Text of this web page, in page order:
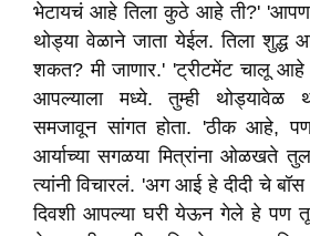
भेटायचं आहे तिला कुठे आहे ती?' 'आपण
थोड्या वेळाने जाता येईल. तिला शुद्ध
शकत? मी जाणार.' 'ट्रीटमेंट चालू आहे
आपल्याला मध्ये. तुम्ही थोड्यावेळ
समजावून सांगत होता. 'ठीक आहे,
आर्याच्या सगळया मित्रांना ओळखते
त्यांनी विचारलं. 'अग आई हे दीदी चे
दिवशी आपल्या घरी येऊन गेले हे पण तू